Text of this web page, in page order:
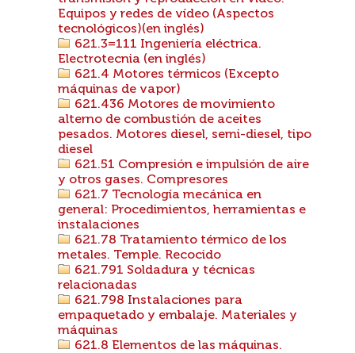
Equipos y redes de vídeo (Aspectos
tecnológicos)(en inglés)
621.3=111 Ingeniería eléctrica.
Electrotecnia (en inglés)
621.4 Motores térmicos (Excepto
máquinas de vapor)
621.436 Motores de movimiento
alterno de combustión de aceites
pesados. Motores diesel, semi-diesel, tipo
diesel
621.51 Compresión e impulsión de aire
y otros gases. Compresores
621.7 Tecnología mecánica en
general: Procedimientos, herramientas e
instalaciones
621.78 Tratamiento térmico de los
metales. Temple. Recocido
621.791 Soldadura y técnicas
relacionadas
621.798 Instalaciones para
empaquetado y embalaje. Materiales y
máquinas
621.8 Elementos de las máquinas.